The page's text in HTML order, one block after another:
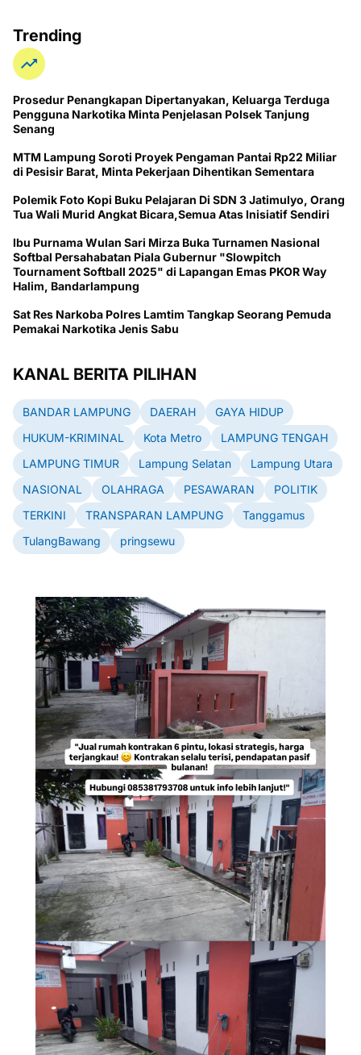
Trending
Prosedur Penangkapan Dipertanyakan, Keluarga Terduga
Pengguna Narkotika Minta Penjelasan Polsek Tanjung
Senang
MTM Lampung Soroti Proyek Pengaman Pantai Rp22 Miliar
di Pesisir Barat, Minta Pekerjaan Dihentikan Sementara
Polemik Foto Kopi Buku Pelajaran Di SDN 3 Jatimulyo, Orang
Tua Wali Murid Angkat Bicara,Semua Atas Inisiatif Sendiri
Ibu Purnama Wulan Sari Mirza Buka Turnamen Nasional
Softbal Persahabatan Piala Gubernur "Slowpitch
Tournament Softball 2025" di Lapangan Emas PKOR Way
Halim, Bandarlampung
Sat Res Narkoba Polres Lamtim Tangkap Seorang Pemuda
Pemakai Narkotika Jenis Sabu
KANAL BERITA PILIHAN
BANDAR LAMPUNG DAERAH
GAYA HIDUP
HUKUM-KRIMINAL
Kota Metro
LAMPUNG TENGAH
LAMPUNG TIMUR
Lampung Selatan
Lampung Utara
NASIONAL
OLAHRAGA PESAWARAN
POLITIK
TERKINI
TRANSPARAN LAMPUNG
Tanggamus
TulangBawang
pringsewu